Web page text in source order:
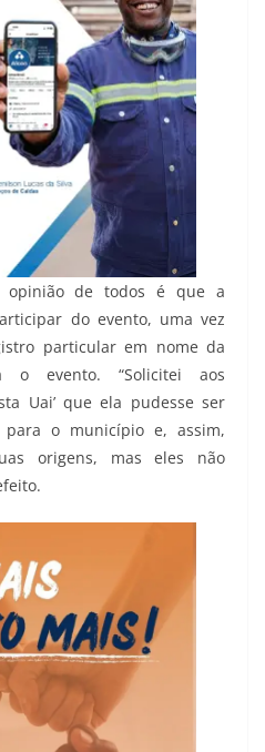
opinião de todos é que a
do evento, uma vez
particular em nome da
o evento. “Solicitei aos
Uai’ que ela pudesse ser
para o município e, assim,
origens, mas eles não